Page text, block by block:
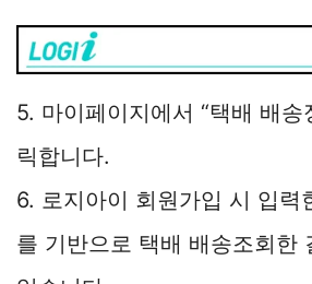
5. 마이페이지에서 “택배 배송
릭합니다.
6. 로지아이 회원가입 시 입력
를 기반으로 택배 배송조회한